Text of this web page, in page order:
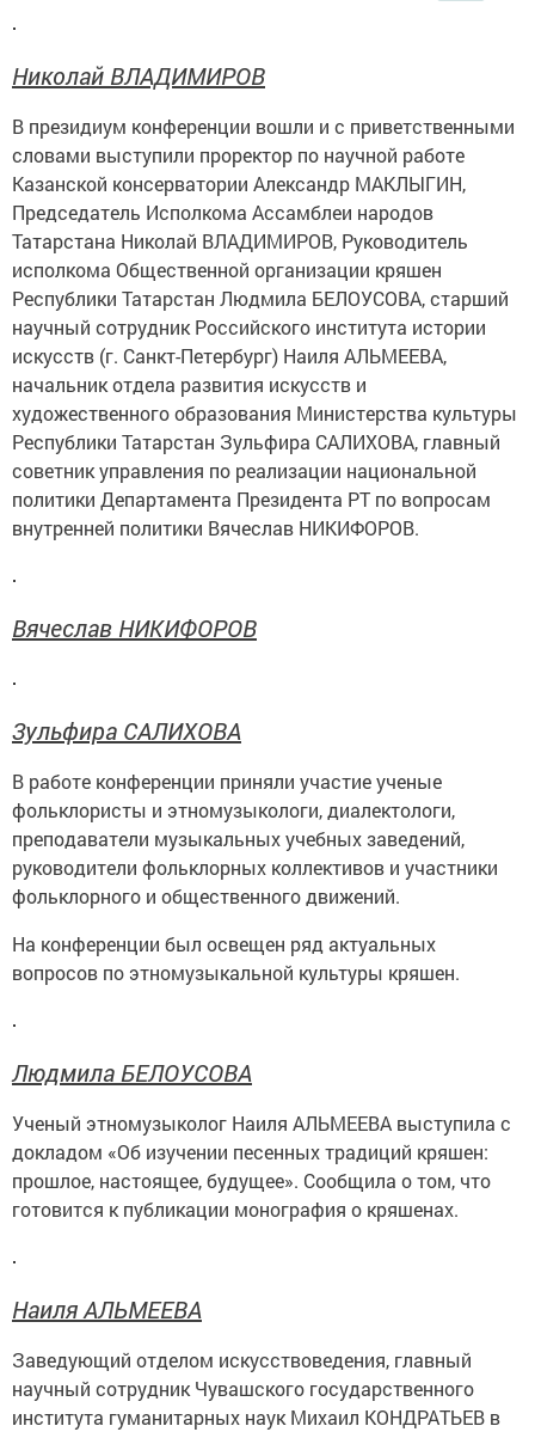
Николай ВЛАДИМИРОВ
В президиум конференции вошли и с приветственными
словами выступили проректор по научной работе
Казанской консерватории Александр МАКЛЫГИН,
Председатель Исполкома Ассамблеи народов
Татарстана Николай ВЛАДИМИРОВ, Руководитель
исполкома Общественной организации кряшен
Республики Татарстан Людмила БЕЛОУСОВА, старший
научный сотрудник Российского института истории
искусств (г. Санкт-Петербург) Наиля АЛЬМЕЕВА,
начальник отдела развития искусств и
художественного образования Министерства культуры
Республики Татарстан Зульфира САЛИХОВА, главный
советник управления по реализации национальной
политики Департамента Президента РТ по вопросам
внутренней политики Вячеслав НИКИФОРОВ.
Вячеслав НИКИФОРОВ
Зульфира САЛИХОВА
В работе конференции приняли участие ученые
фольклористы и этномузыкологи, диалектологи,
преподаватели музыкальных учебных заведений,
руководители фольклорных коллективов и участники
фольклорного и общественного движений.
На конференции был освещен ряд актуальных
вопросов по этномузыкальной культуры кряшен.
Людмила БЕЛОУСОВА
Ученый этномузыколог Наиля АЛЬМЕЕВА выступила с
докладом «Об изучении песенных традиций кряшен:
прошлое, настоящее, будущее». Сообщила о том, что
готовится к публикации монография о кряшенах.
Наиля АЛЬМЕЕВА
Заведующий отделом искусствоведения, главный
научный сотрудник Чувашского государственного
института гуманитарных наук Михаил КОНДРАТЬЕВ в